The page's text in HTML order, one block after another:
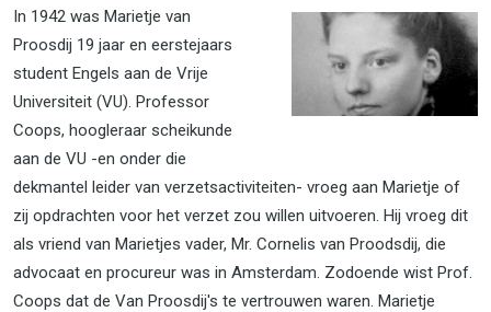
In 1942 was Marietje van
Proosdij 19 jaar en eerstejaars
student Engels aan de Vrije
Universiteit (VU). Professor
Coops, hoogleraar scheikunde
aan de VU -en onder die
dekmantel leider van verzetsactiviteiten- vroeg aan Marietje of
zij opdrachten voor het verzet zou willen uitvoeren. Hij vroeg dit
als vriend van Marietjes vader, Mr. Cornelis van Proodsdij, die
advocaat en procureur was in Amsterdam. Zodoende wist Prof.
Coops dat de Van Proosdij's te vertrouwen waren. Marietje